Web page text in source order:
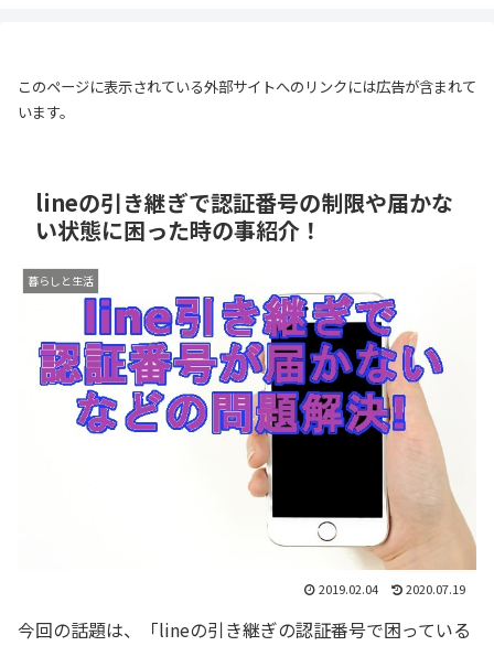
このページに表示されている外部サイトへのリンクには広告が含まれて
います。
lineの引き継ぎで認証番号の制限や届かな
い状態に困った時の事紹介！
暮らしと生活
2019.02.04 2020.07.19
今回の話題は、「lineの引き継ぎの認証番号で困っている